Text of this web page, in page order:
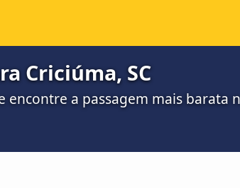
Criciúma, SC
a passagem mais barata